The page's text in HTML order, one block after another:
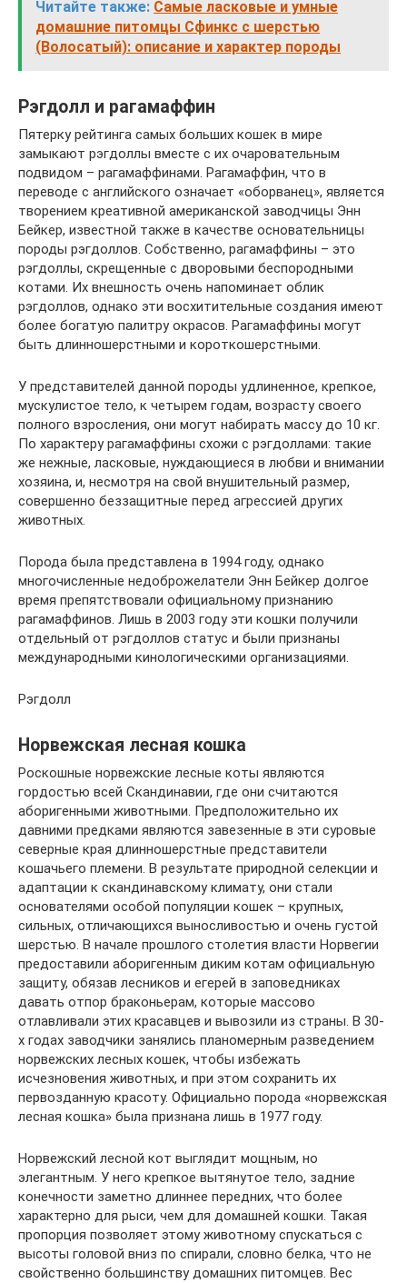
Читайте также: Самые ласковые и умные
домашние питомцы Сфинкс с шерстью
(Волосатый): описание и характер породы
Рэгдолл и рагамаффин
Пятерку рейтинга самых больших кошек в мире
замыкают рэгдоллы вместе с их очаровательным
подвидом – рагамаффинами. Рагамаффин, что в
переводе с английского означает «оборванец», является
творением креативной американской заводчицы Энн
Бейкер, известной также в качестве основательницы
породы рэгдоллов. Собственно, рагамаффины – это
рэгдоллы, скрещенные с дворовыми беспородными
котами. Их внешность очень напоминает облик
рэгдоллов, однако эти восхитительные создания имеют
более богатую палитру окрасов. Рагамаффины могут
быть длинношерстными и короткошерстными.
У представителей данной породы удлиненное, крепкое,
мускулистое тело, к четырем годам, возрасту своего
полного взросления, они могут набирать массу до 10 кг.
По характеру рагамаффины схожи с рэгдоллами: такие
же нежные, ласковые, нуждающиеся в любви и внимании
хозяина, и, несмотря на свой внушительный размер,
совершенно беззащитные перед агрессией других
животных.
Порода была представлена в 1994 году, однако
многочисленные недоброжелатели Энн Бейкер долгое
время препятствовали официальному признанию
рагамаффинов. Лишь в 2003 году эти кошки получили
отдельный от рэгдоллов статус и были признаны
международными кинологическими организациями.
Рэгдолл
Норвежская лесная кошка
Роскошные норвежские лесные коты являются
гордостью всей Скандинавии, где они считаются
аборигенными животными. Предположительно их
давними предками являются завезенные в эти суровые
северные края длинношерстные представители
кошачьего племени. В результате природной селекции и
адаптации к скандинавскому климату, они стали
основателями особой популяции кошек – крупных,
сильных, отличающихся выносливостью и очень густой
шерстью. В начале прошлого столетия власти Норвегии
предоставили аборигенным диким котам официальную
защиту, обязав лесников и егерей в заповедниках
давать отпор браконьерам, которые массово
отлавливали этих красавцев и вывозили из страны. В 30-
х годах заводчики занялись планомерным разведением
норвежских лесных кошек, чтобы избежать
исчезновения животных, и при этом сохранить их
первозданную красоту. Официально порода «норвежская
лесная кошка» была признана лишь в 1977 году.
Норвежский лесной кот выглядит мощным, но
элегантным. У него крепкое вытянутое тело, задние
конечности заметно длиннее передних, что более
характерно для рыси, чем для домашней кошки. Такая
пропорция позволяет этому животному спускаться с
высоты головой вниз по спирали, словно белка, что не
свойственно большинству домашних питомцев. Вес